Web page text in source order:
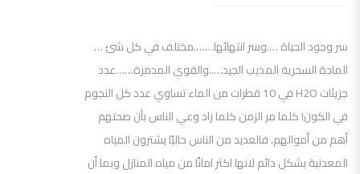
سر وجود الحياة ….وسر انتهائها…….مختلف في كل شئ …
المادة السحرية المذيب الجيد…..والقوي المدمرة……عدد
جزيئات H2O في 10 قطرات من الماء تساوي عدد كل النجوم
في الكون! كلما مر الزمن كلما زاد وعي الناس بأن صحتهم
أهم من أموالهم، فالعديد من الناس حاليًا يشترون المياه
المعدنية بشكل دائم لانها اكثر امانًا من مياه المنازل وبما أن